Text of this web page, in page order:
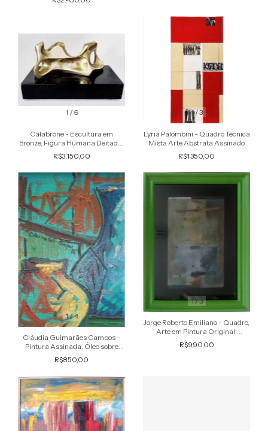
1 /6
Calabrone - Escultura em
Bronze, Figura Humana Deitada,
Estilo Henry Moore
R$3.150,00
1/3
Lyria Palombini - Quadro Técnica
Mista Arte Abstrata Assinado
R$1.350,00
1/4
Cláudia Guimarães Campos -
Pintura Assinada, Óleo sobre
Tela, de 1985
R$850,00
1/3
Jorge Roberto Emiliano - Quadro,
Arte em Pintura Original,
Monotipia, Assinada
R$990,00